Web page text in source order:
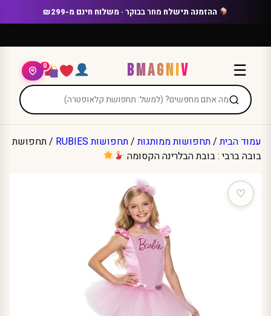
ההזמנה תישלח מחר בבוקר· משלוח חינם מ-₪299
☰
BMAGNIV
0
עמוד הבית/תחפושות ממותגות/תחפושות RUBIES
/ תחפושת
בובה ברבי : בובת הבלרינה הקסומה
♡